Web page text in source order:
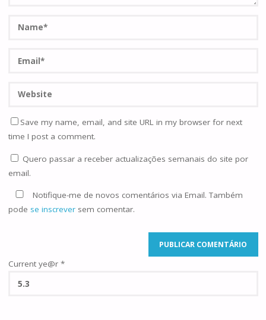
Save my name, email, and site URL in my browser for next
time I post a comment.
Quero passar a receber actualizações semanais do site por
email.
Notifique-me de novos comentários via Email. Também
pode se inscreversem comentar.
Current ye@r *